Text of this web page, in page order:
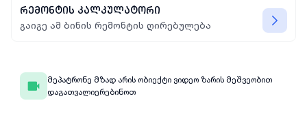
რემონტის კალკულატორი
გაიგე ამ ბინის რემონტის ღირებულება
მეპატრონე მზად არის ობიექტი ვიდეო ზარის მეშვეობით
დაგათვალიერებინოთ